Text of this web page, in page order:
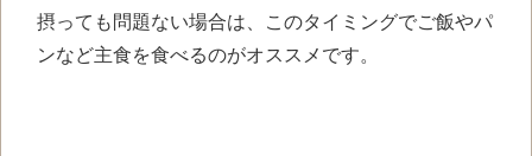
摂っても問題ない場合は、このタイミングでご飯やパ
ンなど主食を食べるのがオススメです。